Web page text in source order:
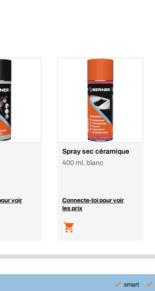
voir
Spray sec céramique
400 ml, blanc
Connecte-toi pour voir
les prix
smart